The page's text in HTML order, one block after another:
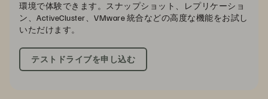
環境で体験できます。スナップショット、レプリケーショ
ン、ActiveCluster、VMware 統合などの高度な機能をお試し
いただけます。
テストドライブを申し込む